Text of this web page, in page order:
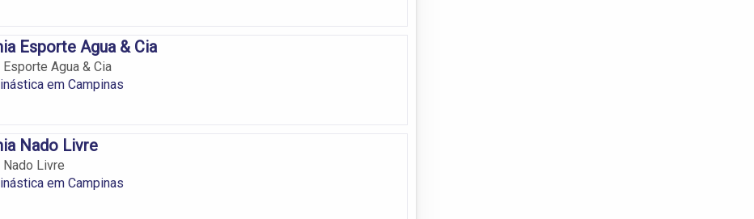
Esporte Agua & Cia
Agua & Cia
em Campinas
Nado Livre
Livre
em Campinas